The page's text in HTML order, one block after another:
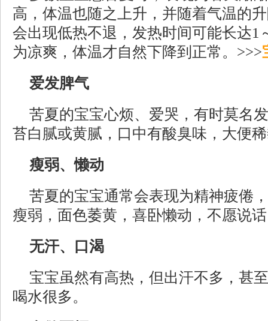
高，体温也随之上升，并随着气温的
会出现低热不退，发热时间可能长达1
为凉爽，体温才自然下降到正常。>>>
爱发脾气
苦夏的宝宝心烦、爱哭，有时莫名
苔白腻或黄腻，口中有酸臭味，大便
瘦弱、懒动
苦夏的宝宝通常会表现为精神疲倦
瘦弱，面色萎黄，喜卧懒动，不愿说
无汗、口渴
宝宝虽然有高热，但出汗不多，甚
喝水很多。